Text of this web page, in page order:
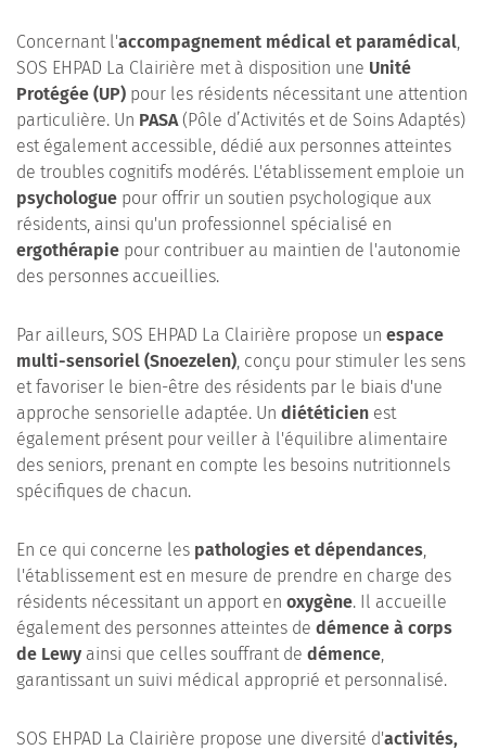
Concernant l'accompagnement médical et paramédical,
SOS EHPAD La Clairière met à disposition une Unité
Protégée (UP) pour les résidents nécessitant une attention
particulière. Un PASA(Pôle d’Activités et de Soins Adaptés)
est également accessible, dédié aux personnes atteintes
de troubles cognitifs modérés. L'établissement emploie un
psychologue pour offrir un soutien psychologique aux
résidents, ainsi qu'un professionnel spécialisé en
ergothérapie pour contribuer au maintien de l'autonomie
des personnes accueillies.
Par ailleurs, SOS EHPAD La Clairière propose un espace
multi-sensoriel (Snoezelen), conçu pour stimuler les sens
et favoriser le bien-être des résidents par le biais d'une
approche sensorielle adaptée. Un diététicien est
également présent pour veiller à l'équilibre alimentaire
des seniors, prenant en compte les besoins nutritionnels
spécifiques de chacun.
En ce qui concerne les pathologies et dépendances,
l'établissement est en mesure de prendre en charge des
résidents nécessitant un apport en oxygène. Il accueille
également des personnes atteintes de démence à corps
de Lewy ainsi que celles souffrant de démence,
garantissant un suivi médical approprié et personnalisé.
SOS EHPAD La Clairière propose une diversité d'activités,